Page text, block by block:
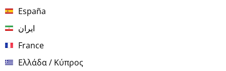
España
ایران
France
Ελλάδα / Κύπρος